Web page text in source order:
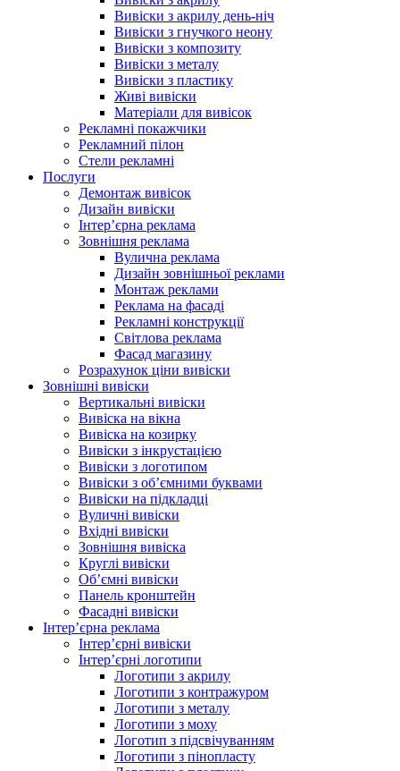
Вивіски з акрилу день-ніч
Вивіски з гнучкого неону
Вивіски з композиту
Вивіски з металу
Вивіски з пластику
Живі вивіски
Матеріали для вивісок
Рекламні покажчики
Рекламний пілон
Стели рекламні
Послуги
Демонтаж вивісок
Дизайн вивіски
Інтер’єрна реклама
Зовнішня реклама
Вулична реклама
Дизайн зовнішньої реклами
Монтаж реклами
Реклама на фасаді
Рекламні конструкції
Світлова реклама
Фасад магазину
Розрахунок ціни вивіски
Зовнішні вивіски
Вертикальні вивіски
Вивіска на вікна
Вивіска на козирку
Вивіски з інкрустацією
Вивіски з логотипом
Вивіски з об’ємними буквами
Вивіски на підкладці
Вуличні вивіски
Вхідні вивіски
Зовнішня вивіска
Круглі вивіски
Об’ємні вивіски
Панель кронштейн
Фасадні вивіски
Інтер’єрна реклама
Інтер’єрні вивіски
Інтер’єрні логотипи
Логотипи з акрилу
Логотипи з контражуром
Логотипи з металу
Логотипи з моху
Логотип з підсвічуванням
Логотипи з пінопласту